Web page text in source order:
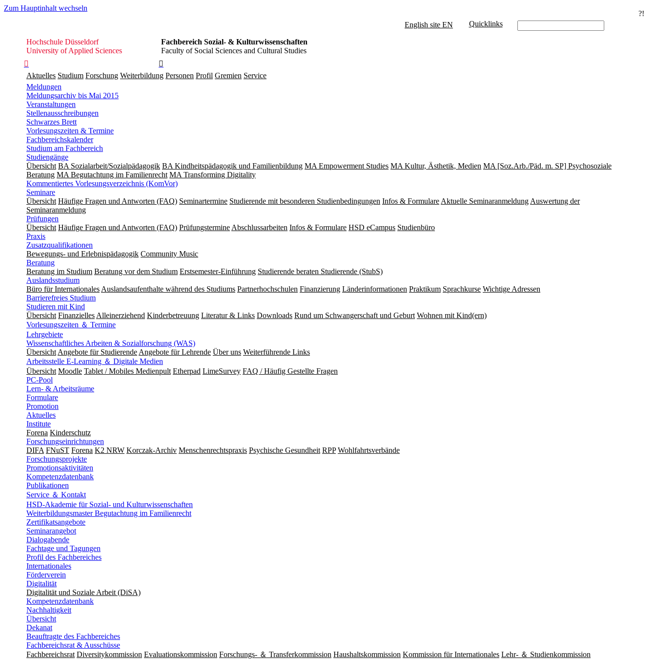
Zum Hauptinhalt wechseln
?!
Hochschule
Düsseldorf
Hochschule Düsseldorf
University of Applied Sciences
Fachbereich Sozial- & Kulturwissenschaften
Faculty of Social Sciences and Cultural Studies


English site EN Quicklinks
Aktuelles Studium Forschung Weiterbildung Personen Profil Gremien Service
Meldungen
Meldungsarchiv bis Mai 2015
Veranstaltungen
Stellenausschreibungen
Schwarzes Brett
Vorlesungszeiten & Termine
Fachbereichskalender
Studium am Fachbereich
Studiengänge
Übersicht BA Sozialarbeit/Sozialpädagogik BA Kindheitspädagogik und Familienbildung MA Empowerment Studies MA Kultur, Ästhetik, Medien MA [Soz.Arb./Päd. m. SP] Psychosoziale
Beratung MA Begut­ach­tung im Fami­lien­recht MA Transforming Digitality
Kommentiertes Vorlesungsverzeichnis (KomVor)
Seminare
Übersicht Häufige Fragen und Antworten (FAQ) Seminartermine Studierende mit besonderen Studienbedingungen Infos & Formulare Aktuelle Seminaranmeldung Auswertung der
Seminaranmeldung
Prüfungen
Übersicht Häufige Fragen und Antworten (FAQ) Prüfungstermine Abschlussarbeiten Infos & Formulare HSD eCampus Studienbüro
Praxis
Zusatzqualifikationen
Bewegungs- und Erlebnispädagogik Community Music
Beratung
Beratung im Studium Beratung vor dem Studium Erstsemester-Einführung Studierende beraten Studierende (StubS)
Auslandsstudium
Büro für Internationales Auslandsaufenthalte während des Studiums Partnerhochschulen Finanzierung Länderinformationen Praktikum Sprachkurse Wichtige Adressen
Barrierefreies Studium
Studieren mit Kind
Übersicht Finanzielles Alleinerziehend Kinderbetreuung Literatur & Links Downloads Rund um Schwangerschaft und Geburt Wohnen mit Kind(ern)
Vorlesungszeiten ＆ Termine
Lehrgebiete
Wissenschaftliches Arbeiten & Sozialforschung (WAS)
Übersicht Angebote für Studierende Angebote für Lehrende Über uns Weiterführende Links
Arbeitsstelle E-Learning ＆ Digitale Medien
Übersicht Moodle Tablet / Mobiles Medienpult Etherpad LimeSurvey FAQ / Häufig Gestellte Fragen
PC-Pool
Lern- & Arbeitsräume
Formulare
Promotion
Aktuelles
Institute
Forena Kinderschutz
Forschungseinrichtungen
DIFA FNuST Forena K2 NRW Korczak-Archiv Men­schen­rechts­praxis Psy­chische Gesund­heit RPP Wohlfahrts­verbände
Forschungsprojekte
Promotionsaktivitäten
Kompetenzdatenbank
Publikationen
Service ＆ Kontakt
HSD-Akademie für Sozial- und Kulturwissenschaften
Weiterbildungsmaster Begutachtung im Familienrecht
Zertifikatsangebote
Seminarangebot
Dialogabende
Fachtage und Tagungen
Profil des Fachbereiches
Internationales
Förderverein
Digitalität
Digitalität und Soziale Arbeit (DiSA)
Kompetenzdatenbank
Nachhaltigkeit
Übersicht
Dekanat
Beauftragte des Fachbereiches
Fachbereichsrat & Ausschüsse
Fachbereichsrat Diversitykommission Evaluationskommission Forschungs- ＆ Transferkommission Haushaltskommission Kommission für Internationales Lehr- ＆ Studienkommission